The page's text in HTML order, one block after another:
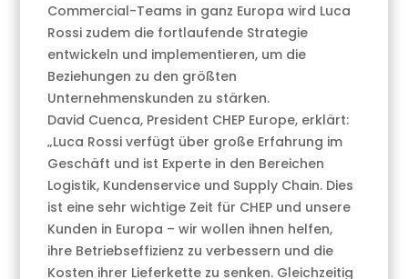
Commercial-Teams in ganz Europa wird Luca
Rossi zudem die fortlaufende Strategie
entwickeln und implementieren, um die
Beziehungen zu den größten
Unternehmenskunden zu stärken.
David Cuenca, President CHEP Europe, erklärt:
„Luca Rossi verfügt über große Erfahrung im
Geschäft und ist Experte in den Bereichen
Logistik, Kundenservice und Supply Chain. Dies
ist eine sehr wichtige Zeit für CHEP und unsere
Kunden in Europa – wir wollen ihnen helfen,
ihre Betriebseffizienz zu verbessern und die
Kosten ihrer Lieferkette zu senken. Gleichzeitig